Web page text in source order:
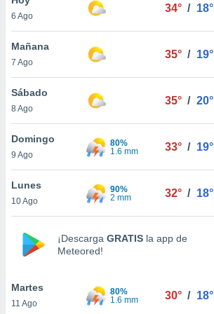
y
en
más
de
cookies
aceptar
6 Ago
34° / 18°
Mañana
7 Ago
35° / 19°
Sábado
8 Ago
35° / 20°
Domingo
9 Ago
80%
1.6 mm
33° / 19°
Lunes
10 Ago
90%
2 mm
32° / 18°
¡Descarga GRATIS la app de
Meteored!
Martes
11 Ago
80%
1.6 mm
30° / 18°